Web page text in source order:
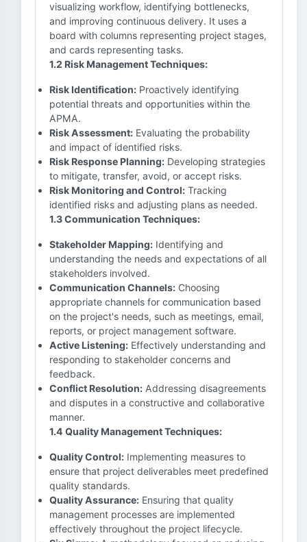
visualizing workflow, identifying bottlenecks,
and improving continuous delivery. It uses a
board with columns representing project stages,
and cards representing tasks.
1.2 Risk Management Techniques:
Risk Identification: Proactively identifying
potential threats and opportunities within the
APMA.
Risk Assessment: Evaluating the probability
and impact of identified risks.
Risk Response Planning: Developing strategies
to mitigate, transfer, avoid, or accept risks.
Risk Monitoring and Control: Tracking
identified risks and adjusting plans as needed.
1.3 Communication Techniques:
Stakeholder Mapping: Identifying and
understanding the needs and expectations of all
stakeholders involved.
Communication Channels: Choosing
appropriate channels for communication based
on the project's needs, such as meetings, email,
reports, or project management software.
Active Listening: Effectively understanding and
responding to stakeholder concerns and
feedback.
Conflict Resolution: Addressing disagreements
and disputes in a constructive and collaborative
manner.
1.4 Quality Management Techniques:
Quality Control: Implementing measures to
ensure that project deliverables meet predefined
quality standards.
Quality Assurance: Ensuring that quality
management processes are implemented
effectively throughout the project lifecycle.